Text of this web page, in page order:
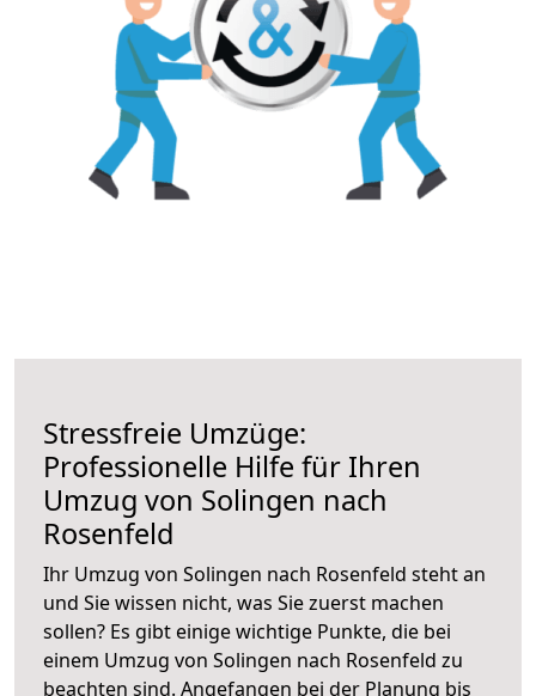
Stressfreie Umzüge:
Professionelle Hilfe für Ihren
Umzug von Solingen nach
Rosenfeld
Ihr Umzug von Solingen nach Rosenfeld steht an
und Sie wissen nicht, was Sie zuerst machen
sollen? Es gibt einige wichtige Punkte, die bei
einem Umzug von Solingen nach Rosenfeld zu
beachten sind. Angefangen bei der Planung bis